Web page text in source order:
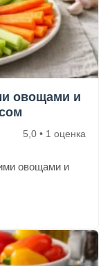
овощами и
5,0 • 1 оценка
овощами и